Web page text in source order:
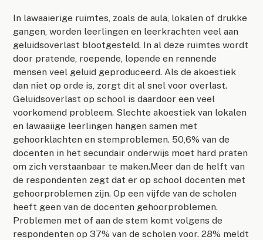
In lawaaierige ruimtes, zoals de aula, lokalen of drukke
gangen, worden leerlingen en leerkrachten veel aan
geluidsoverlast blootgesteld. In al deze ruimtes wordt
door pratende, roepende, lopende en rennende
mensen veel geluid geproduceerd. Als de akoestiek
dan niet op orde is, zorgt dit al snel voor overlast.
Geluidsoverlast op school is daardoor een veel
voorkomend probleem. Slechte akoestiek van lokalen
en lawaaiige leerlingen hangen samen met
gehoorklachten en stemproblemen. 50,6% van de
docenten in het secundair onderwijs moet hard praten
om zich verstaanbaar te maken.Meer dan de helft van
de respondenten zegt dat er op school docenten met
gehoorproblemen zijn. Op een vijfde van de scholen
heeft geen van de docenten gehoorproblemen.
Problemen met of aan de stem komt volgens de
respondenten op 37% van de scholen voor. 28% meldt